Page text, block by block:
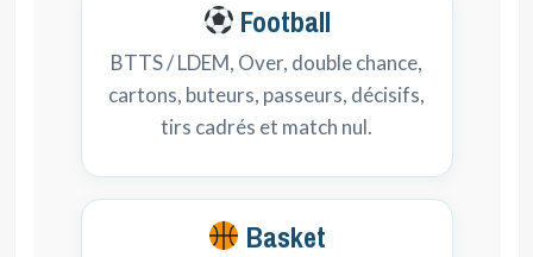
Football
BTTS / LDEM, Over, double chance,
cartons, buteurs, passeurs, décisifs,
tirs cadrés et match nul.
Basket